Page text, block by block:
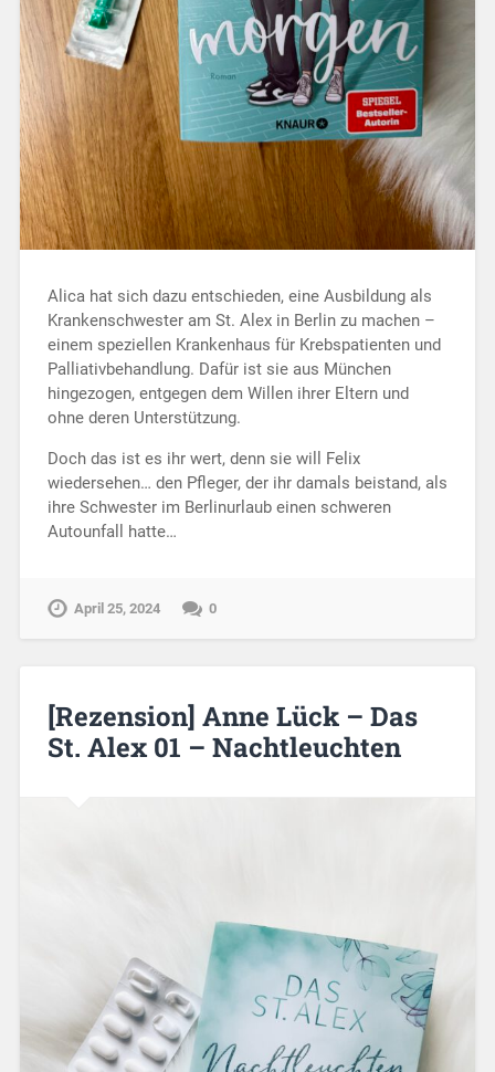
Alica hat sich dazu entschieden, eine Ausbildung als
Krankenschwester am St. Alex in Berlin zu machen –
einem speziellen Krankenhaus für Krebspatienten und
Palliativbehandlung. Dafür ist sie aus München
hingezogen, entgegen dem Willen ihrer Eltern und
ohne deren Unterstützung.
Doch das ist es ihr wert, denn sie will Felix
wiedersehen… den Pfleger, der ihr damals beistand, als
ihre Schwester im Berlinurlaub einen schweren
Autounfall hatte…
April 25, 2024 0
[Rezension] Anne Lück – Das
St. Alex 01 – Nachtleuchten